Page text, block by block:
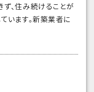
、住み続けることが
います。新築業者に